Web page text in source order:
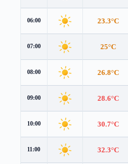
06:00 23.3°C
07:00 25°C
08:00 26.8°C
09:00 28.6°C
10:00 30.7°C
11:00 32.3°C